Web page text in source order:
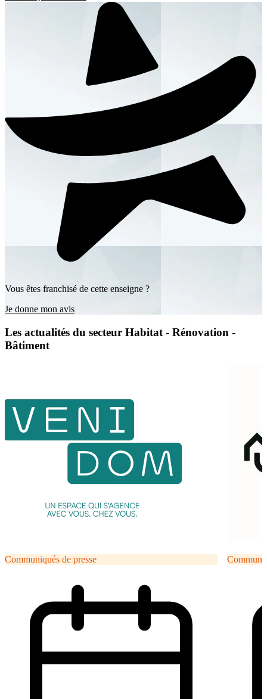
Vous êtes franchisé de cette enseigne ?
Je donne mon avis
Les actualités du secteur Habitat - Rénovation -
Bâtiment
Communiqués de presse